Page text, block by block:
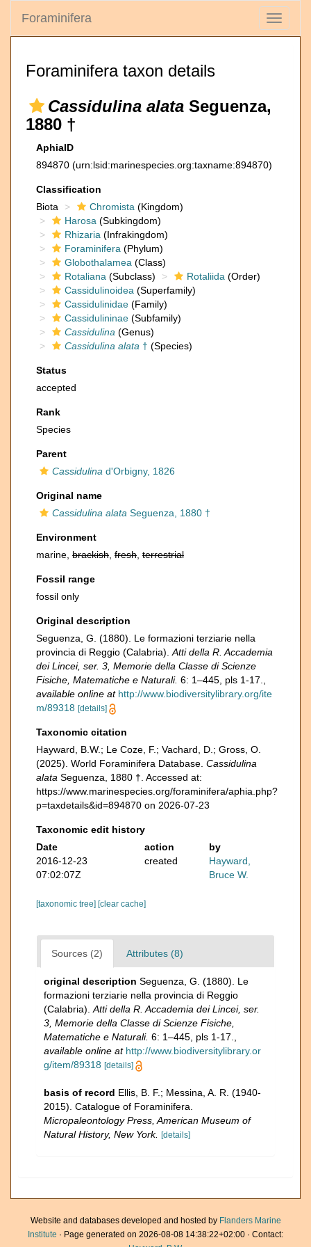
Toggle
Foraminifera
Foraminifera taxon details
Cassidulina alata Seguenza,
1880 †
AphiaID
894870 (urn:lsid:marinespecies.org:taxname:894870)
Classification
Biota
Chromista (Kingdom)
Harosa (Subkingdom)
Rhizaria (Infrakingdom)
Foraminifera (Phylum)
Globothalamea (Class)
Rotaliana (Subclass) Rotaliida (Order)
Cassidulinoidea (Superfamily)
Cassidulinidae (Family)
Cassidulininae (Subfamily)
Cassidulina (Genus)
Cassidulina alata † (Species)
Status
accepted
Rank
Species
Parent
Cassidulina d'Orbigny, 1826
Original name
Cassidulina alata Seguenza, 1880 †
Environment
marine, brackish fresh terrestrial
Fossil range
fossil only
Original description
Seguenza, G. (1880). Le formazioni terziarie nella
provincia di Reggio (Calabria). Atti della R. Accademia
dei Lincei, ser. 3, Memorie della Classe di Scienze
Fisiche, Matematiche e Naturali. 6: 1–445, pls 1-17.
available online at http://www.biodiversitylibrary.org/ite
m/89318 [details]
Taxonomic citation
Hayward, B.W.; Le Coze, F.; Vachard, D.; Gross, O.
(2025). World Foraminifera Database. Cassidulina
alata Seguenza, 1880 †. Accessed at:
https://www.marinespecies.org/foraminifera/aphia.php?
p=taxdetails&id=894870 on 2026-07-23
Taxonomic edit history
Date
action
by
2016-12-23
07:02:07Z
created
Hayward,
Bruce W.
[taxonomic tree] [clear cache]
Sources (2) Attributes (8)
original description Seguenza, G. (1880). Le
formazioni terziarie nella provincia di Reggio
(Calabria). Atti della R. Accademia dei Lincei, ser.
3, Memorie della Classe di Scienze Fisiche,
Matematiche e Naturali. 6: 1–445, pls 1-17.
available online at http://www.biodiversitylibrary.or
g/item/89318 [details]
basis of record Ellis, B. F.; Messina, A. R. (1940-
2015). Catalogue of Foraminifera.
Micropaleontology Press, American Museum of
Natural History, New York.
[details]
Website and databases developed and hosted by Flanders Marine
Institute · Page generated on 2026-08-08 14:38:22+02:00 · Contact: